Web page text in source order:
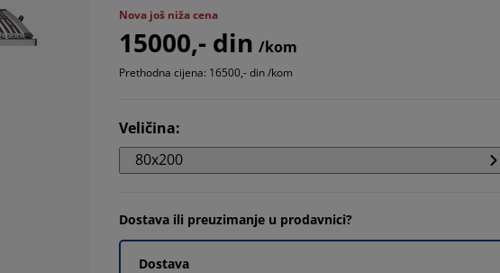
Nova još niža cena
15000,- din /kom
Prethodna cijena: 16500,- din /kom
Veličina:
80x200
Dostava ili preuzimanje u prodavnici?
Dostava
82.6086956521739%
4.3478260869565215%
8.695652173913043%